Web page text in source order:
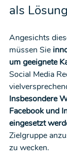
als Lösung
Angesichts
müssen Sie
um geeignete
Social Media
Insbesondere
Facebook und
eingesetzt
Zielgruppe
zu wecken.